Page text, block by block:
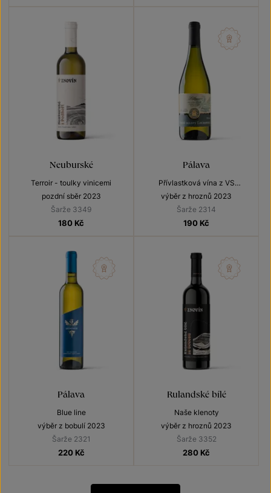
Neuburské
Terroir - toulky vinicemi
pozdní sběr 2023
Šarže 3349
180 Kč
Pálava
Přívlastková vína z VS
Lechovice
výběr z hroznů 2023
Šarže 2314
190 Kč
Pálava
Blue line
výběr z bobulí 2023
Šarže 2321
220 Kč
Rulandské bílé
Naše klenoty
výběr z hroznů 2023
Šarže 3352
280 Kč